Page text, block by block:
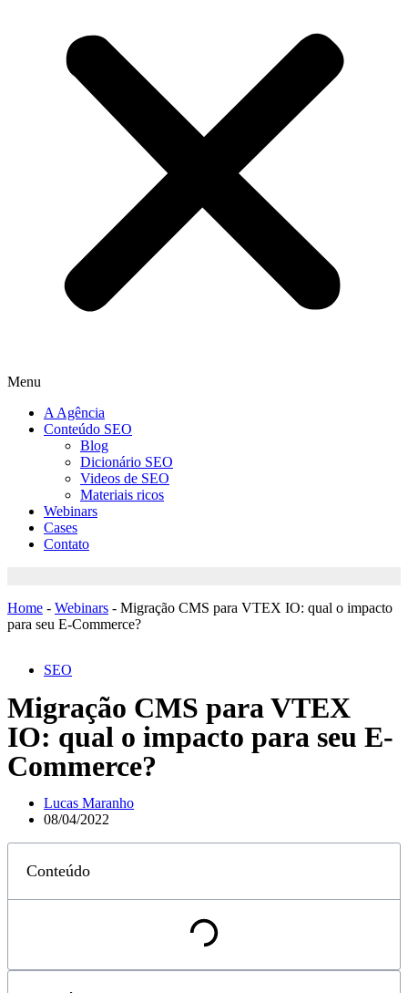
Menu
A Agência
Conteúdo SEO
Blog
Dicionário SEO
Videos de SEO
Materiais ricos
Webinars
Cases
Contato
Home - Webinars - Migração CMS para VTEX IO: qual o impacto
para seu E-Commerce?
SEO
Migração CMS para VTEX
IO: qual o impacto para seu E-
Commerce?
Lucas Maranho
08/04/2022
Conteúdo